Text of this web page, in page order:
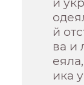
й
ва и
ика